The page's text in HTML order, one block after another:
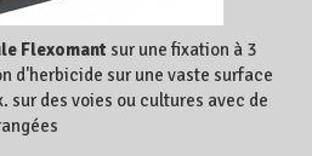
Flexomant sur une fixation à 3
d'herbicide sur une vaste surface
sur des voies ou cultures avec de